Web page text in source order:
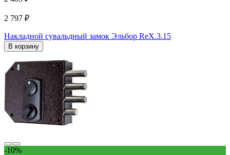
2 797 ₽
Накладной сувальдный замок Эльбор ReX.3.15
В корзину
-10%